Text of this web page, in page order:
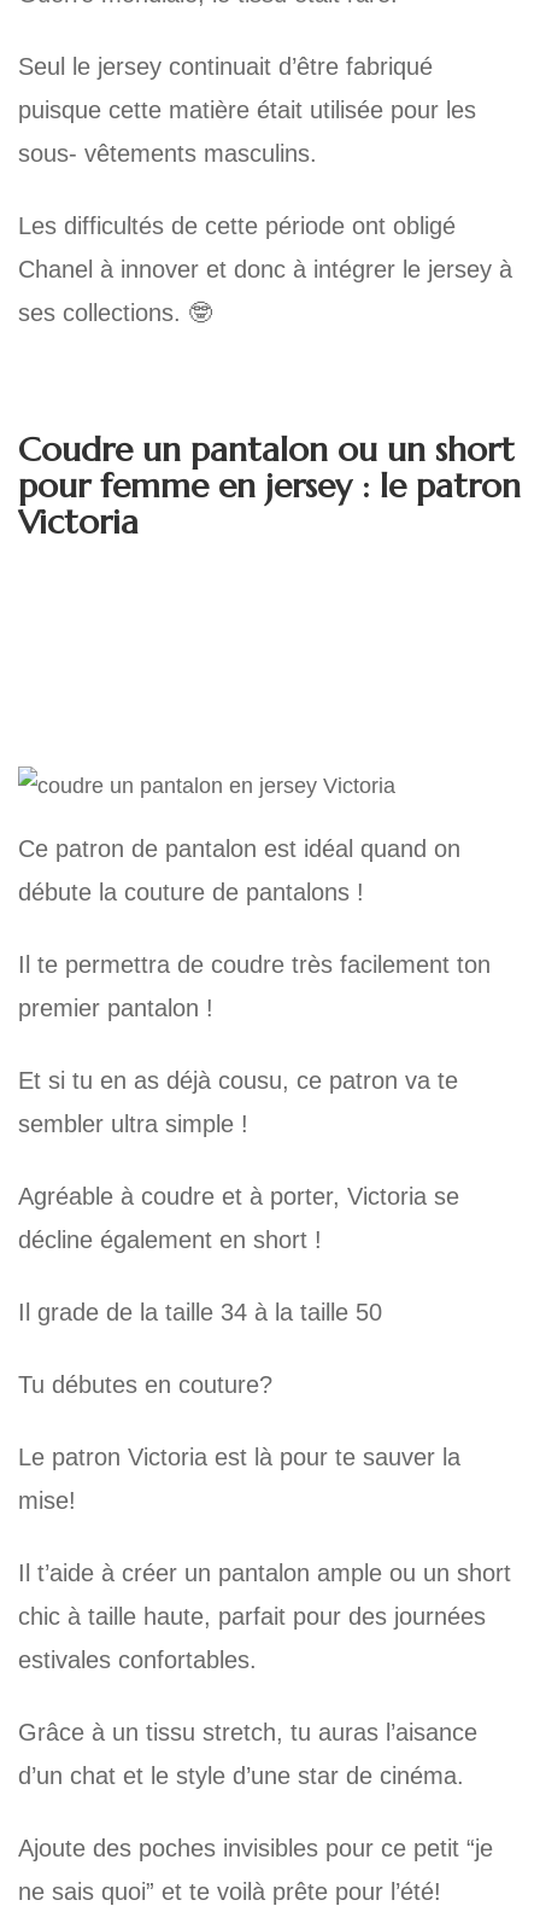
Seul le jersey continuait d’être fabriqué
puisque cette matière était utilisée pour les
sous- vêtements masculins.
Les difficultés de cette période ont obligé
Chanel à innover et donc à intégrer le jersey à
ses collections. 🤓
Coudre un pantalon ou un short
pour femme en jersey : le patron
Victoria
Ce patron de pantalon est idéal quand on
débute la couture de pantalons !
Il te permettra de coudre très facilement ton
premier pantalon !
Et si tu en as déjà cousu, ce patron va te
sembler ultra simple !
Agréable à coudre et à porter, Victoria se
décline également en short !
Il grade de la taille 34 à la taille 50
Tu débutes en couture?
Le patron Victoria est là pour te sauver la
mise!
Il t’aide à créer un pantalon ample ou un short
chic à taille haute, parfait pour des journées
estivales confortables.
Grâce à un tissu stretch, tu auras l’aisance
d’un chat et le style d’une star de cinéma.
Ajoute des poches invisibles pour ce petit “je
ne sais quoi” et te voilà prête pour l’été!